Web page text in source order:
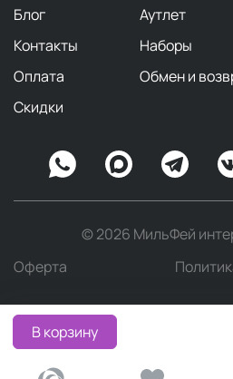
В корзину
Блог Аутлет
Контакты
Наборы
Оплата
Обмен и
Скидки
© 2026 МильФей
Оферта